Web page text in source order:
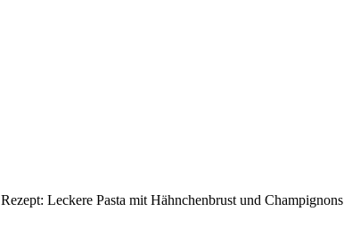
Rezept: Leckere Pasta mit Hähnchenbrust und Champignons